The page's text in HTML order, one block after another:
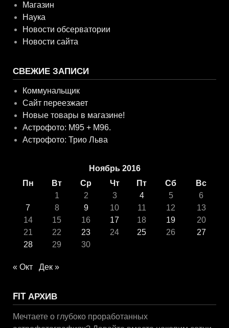
Магазин
Наука
Новости обсерватории
Новости сайта
СВЕЖИЕ ЗАПИСИ
Коммунальщик
Сайт переезжает
Новые товары в магазине!
Астрофото: M95 + M96.
Астрофото: Трио Льва
Ноябрь 2016
Пн
Вт Ср Чт Пт Сб
Вс
1
2 3 4 5
6
7
8 9 10 11 12
13
14
15 16 17 18 19
20
21
22 23 24 25 26
27
28
29 30
« Окт Дек »
FIT АРХИВ
Мечтаете о глубоко проработанных